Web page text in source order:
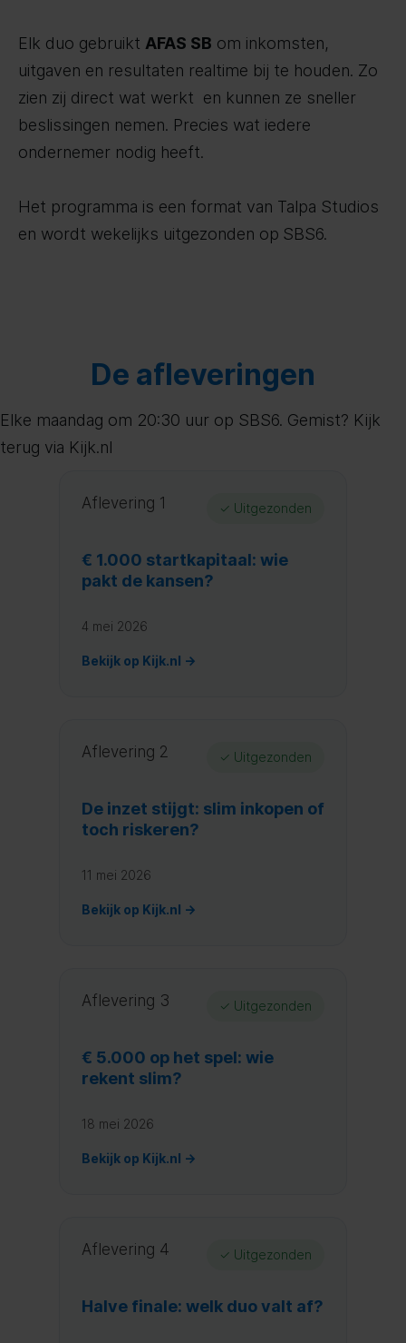
Elk duo gebruikt AFAS SB om inkomsten,
uitgaven en resultaten realtime bij te houden. Zo
zien zij direct wat werkt en kunnen ze sneller
beslissingen nemen. Precies wat iedere
ondernemer nodig heeft.
Het programma is een format van Talpa Studios
en wordt wekelijks uitgezonden op SBS6.
De afleveringen
Elke maandag om 20:30 uur op SBS6. Gemist? Kijk
terug via Kijk.nl
Aflevering 1 ✓ Uitgezonden
€ 1.000 startkapitaal: wie
pakt de kansen?
4 mei 2026
Bekijk op Kijk.nl →
Aflevering 2 ✓ Uitgezonden
De inzet stijgt: slim inkopen of
toch riskeren?
11 mei 2026
Bekijk op Kijk.nl →
Aflevering 3 ✓ Uitgezonden
€ 5.000 op het spel: wie
rekent slim?
18 mei 2026
Bekijk op Kijk.nl →
Aflevering 4 ✓ Uitgezonden
Halve finale: welk duo valt af?